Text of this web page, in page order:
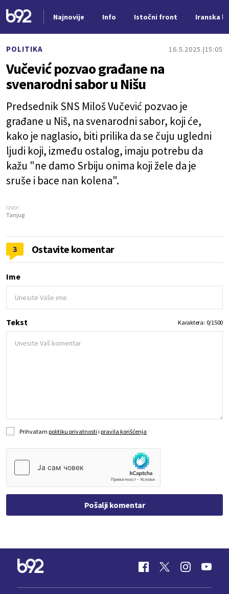
Najnovije Info Istočni front Iranska
POLITIKA 16.5.2025. 15:05
Vučević pozvao građane na
svenarodni sabor u Nišu
Predsednik SNS Miloš Vučević pozvao je
građane u Niš, na svenarodni sabor, koji će,
kako je naglasio, biti prilika da se čuju ugledni
ljudi koji, između ostalog, imaju potrebu da
kažu "ne damo Srbiju onima koji žele da je
sruše i bace nan kolena".
Izvor:
Tanjug
3 Ostavite komentar
Ime
Tekst Karaktera: 0/1500
Prihvatam politiku privatnosti i pravila korišćenja
Pošalji komentar